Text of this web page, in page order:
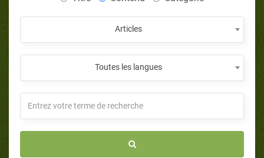
Articles
Toutes les langues